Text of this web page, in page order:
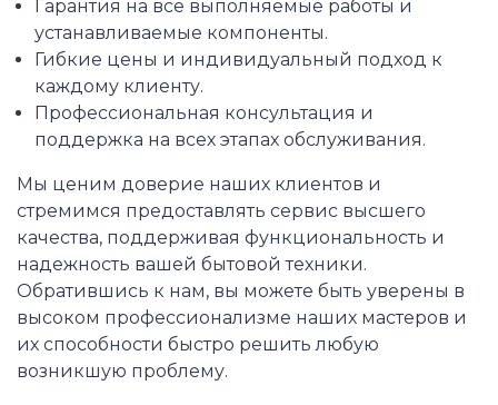
Гарантия на все выполняемые работы и
устанавливаемые компоненты.
Гибкие цены и индивидуальный подход к
каждому клиенту.
Профессиональная консультация и
поддержка на всех этапах обслуживания.
Мы ценим доверие наших клиентов и
стремимся предоставлять сервис высшего
качества, поддерживая функциональность и
надежность вашей бытовой техники.
Обратившись к нам, вы можете быть уверены в
высоком профессионализме наших мастеров и
их способности быстро решить любую
возникшую проблему.